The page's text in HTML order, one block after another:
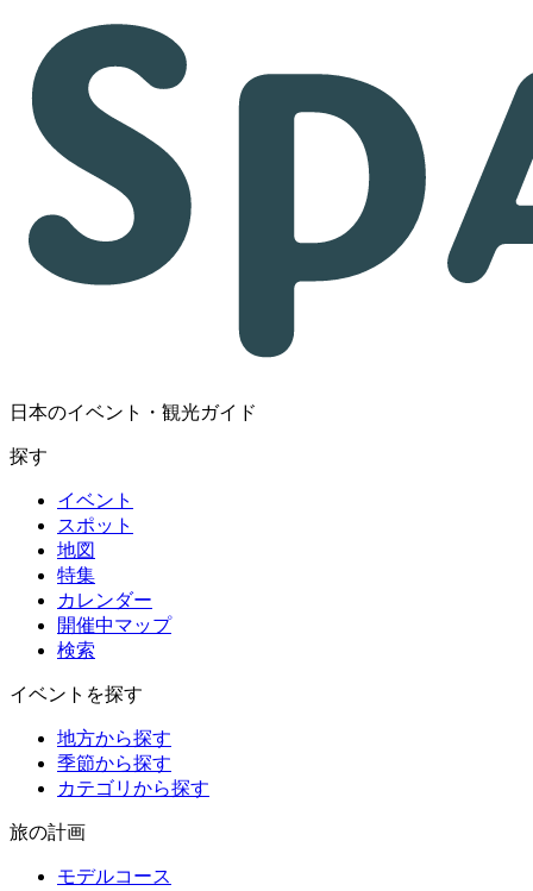
日本のイベント・観光ガイド
探す
イベント
スポット
地図
特集
カレンダー
開催中マップ
検索
イベントを探す
地方から探す
季節から探す
カテゴリから探す
旅の計画
モデルコース